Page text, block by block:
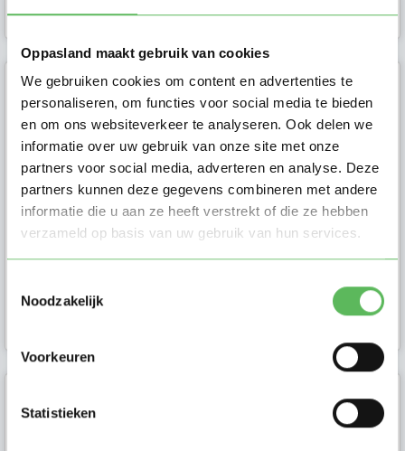
Oppasland maakt gebruik van cookies
We gebruiken cookies om content en advertenties te
personaliseren, om functies voor social media te bieden
en om ons websiteverkeer te analyseren. Ook delen we
informatie over uw gebruik van onze site met onze
partners voor social media, adverteren en analyse. Deze
partners kunnen deze gegevens combineren met andere
informatie die u aan ze heeft verstrekt of die ze hebben
verzameld op basis van uw gebruik van hun services.
Noodzakelijk
Voorkeuren
Statistieken
Nadieh (35)
Hi, ik ben Nadieh. 35 jaar, ik heb zelf
2 kindjes van 6 en 1 jaar. Sinds vorig
jaar oktober ben ik b...